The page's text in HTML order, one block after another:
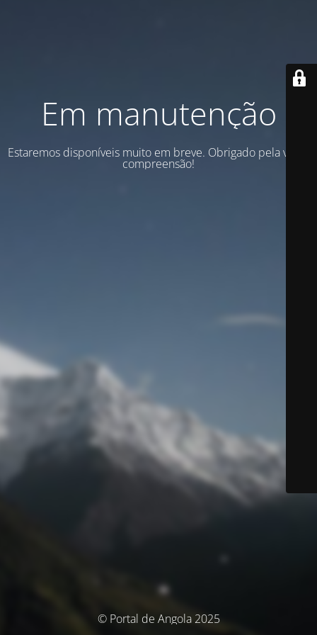
Em manutenção
Estaremos disponíveis muito em breve. Obrigado pela vossa
compreensão!
© Portal de Angola 2025